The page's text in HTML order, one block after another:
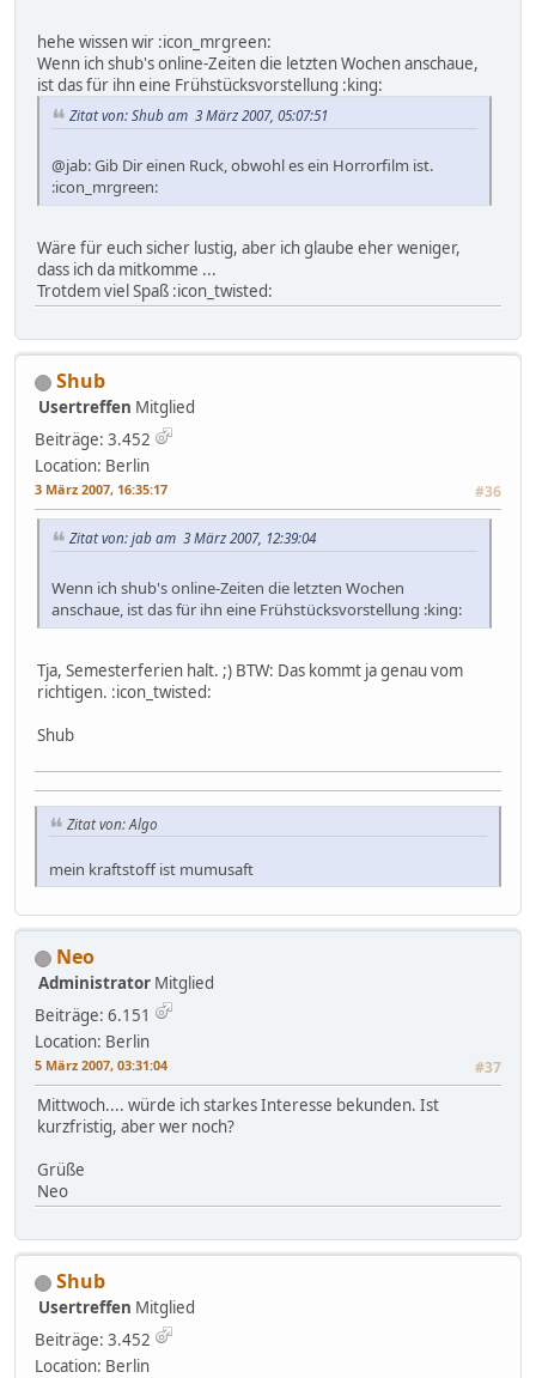
hehe wissen wir :icon_mrgreen:
Wenn ich shub's online-Zeiten die letzten Wochen anschaue,
ist das für ihn eine Frühstücksvorstellung :king:
Zitat von: Shub am 3 März 2007, 05:07:51
@jab: Gib Dir einen Ruck, obwohl es ein Horrorfilm ist.
:icon_mrgreen:
Wäre für euch sicher lustig, aber ich glaube eher weniger,
dass ich da mitkomme ...
Trotdem viel Spaß :icon_twisted:
Shub
Usertreffen Mitglied
Beiträge: 3.452
Location: Berlin
3 März 2007, 16:35:17 #36
Zitat von: jab am 3 März 2007, 12:39:04
Wenn ich shub's online-Zeiten die letzten Wochen
anschaue, ist das für ihn eine Frühstücksvorstellung :king:
Tja, Semesterferien halt. ;) BTW: Das kommt ja genau vom
richtigen. :icon_twisted:
Shub
Zitat von: Algo
mein kraftstoff ist mumusaft
Neo
Administrator Mitglied
Beiträge: 6.151
Location: Berlin
5 März 2007, 03:31:04 #37
Mittwoch.... würde ich starkes Interesse bekunden. Ist
kurzfristig, aber wer noch?
Grüße
Neo
Shub
Usertreffen Mitglied
Beiträge: 3.452
Location: Berlin